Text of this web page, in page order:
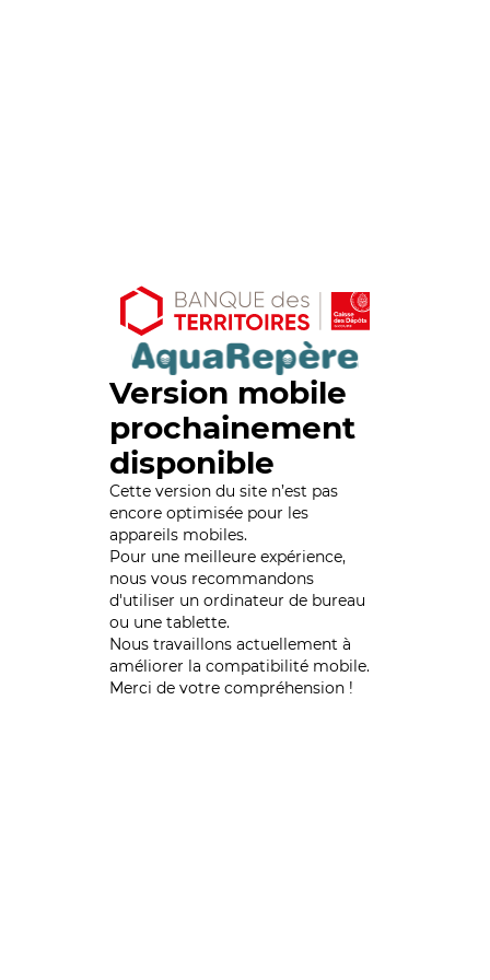
Version mobile
prochainement
disponible
Cette version du site n’est pas
encore optimisée pour les
appareils mobiles.
Pour une meilleure expérience,
nous vous recommandons
d'utiliser un ordinateur de bureau
ou une tablette.
Nous travaillons actuellement à
améliorer la compatibilité mobile.
Merci de votre compréhension !